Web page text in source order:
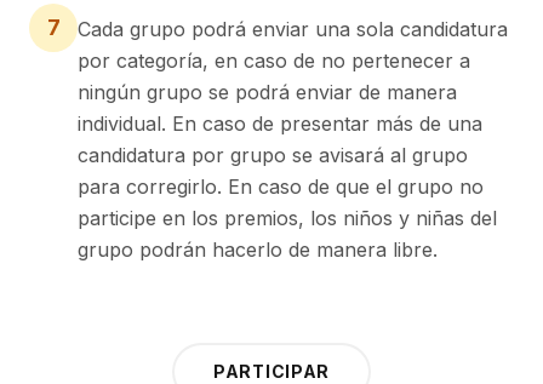
7
Cada grupo podrá enviar una sola candidatura
por categoría, en caso de no pertenecer a
ningún grupo se podrá enviar de manera
individual. En caso de presentar más de una
candidatura por grupo se avisará al grupo
para corregirlo. En caso de que el grupo no
participe en los premios, los niños y niñas del
grupo podrán hacerlo de manera libre.
PARTICIPAR